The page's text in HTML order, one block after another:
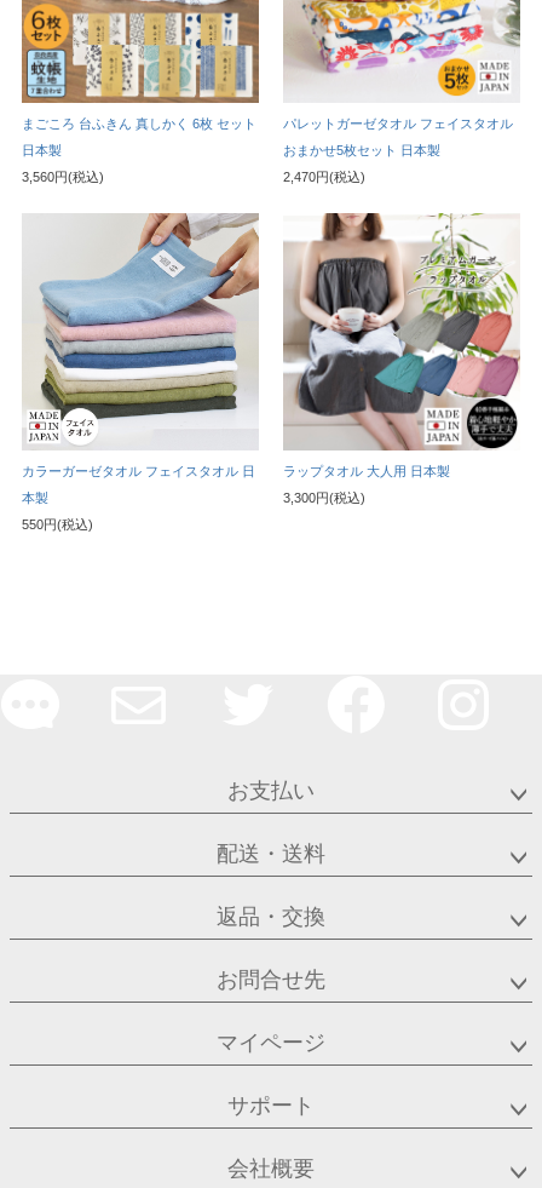
まごころ 台ふきん 真しかく 6枚 セット
日本製
3,560円(税込)
パレットガーゼタオル フェイスタオル
おまかせ5枚セット 日本製
2,470円(税込)
カラーガーゼタオル フェイスタオル 日
本製
550円(税込)
ラップタオル 大人用 日本製
3,300円(税込)
お支払い
配送・送料
返品・交換
お問合せ先
マイページ
サポート
会社概要